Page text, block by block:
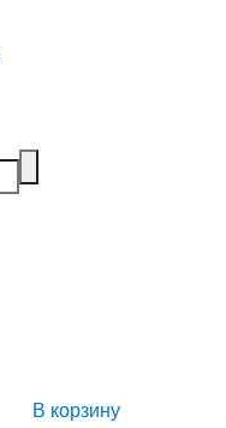
В корзину